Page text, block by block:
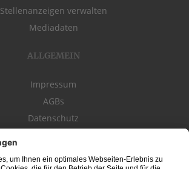
Stellenanzeigen verwalten
Mediadaten
ALLGEMEIN
Impressum
AGBs
Datenschutz